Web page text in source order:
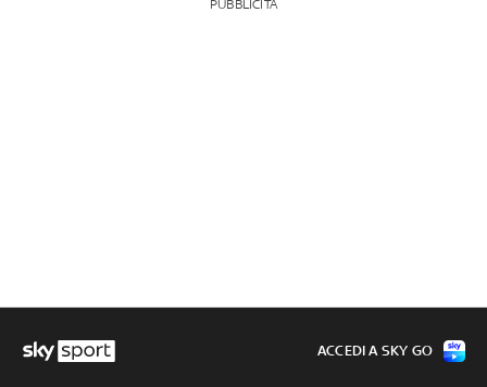
PUBBLICITÀ
ACCEDI A SKY GO